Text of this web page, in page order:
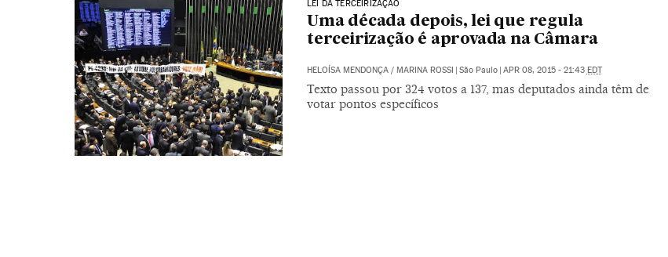
LEI DA TERCEIRIZAÇÃO
Uma década depois, lei que regula
terceirização é aprovada na Câmara
HELOÍSA MENDONÇA/ MARINA ROSSI São Paulo APR 08, 2015 - 21:43 EDT
Texto passou por 324 votos a 137, mas deputados ainda têm de
votar pontos específicos